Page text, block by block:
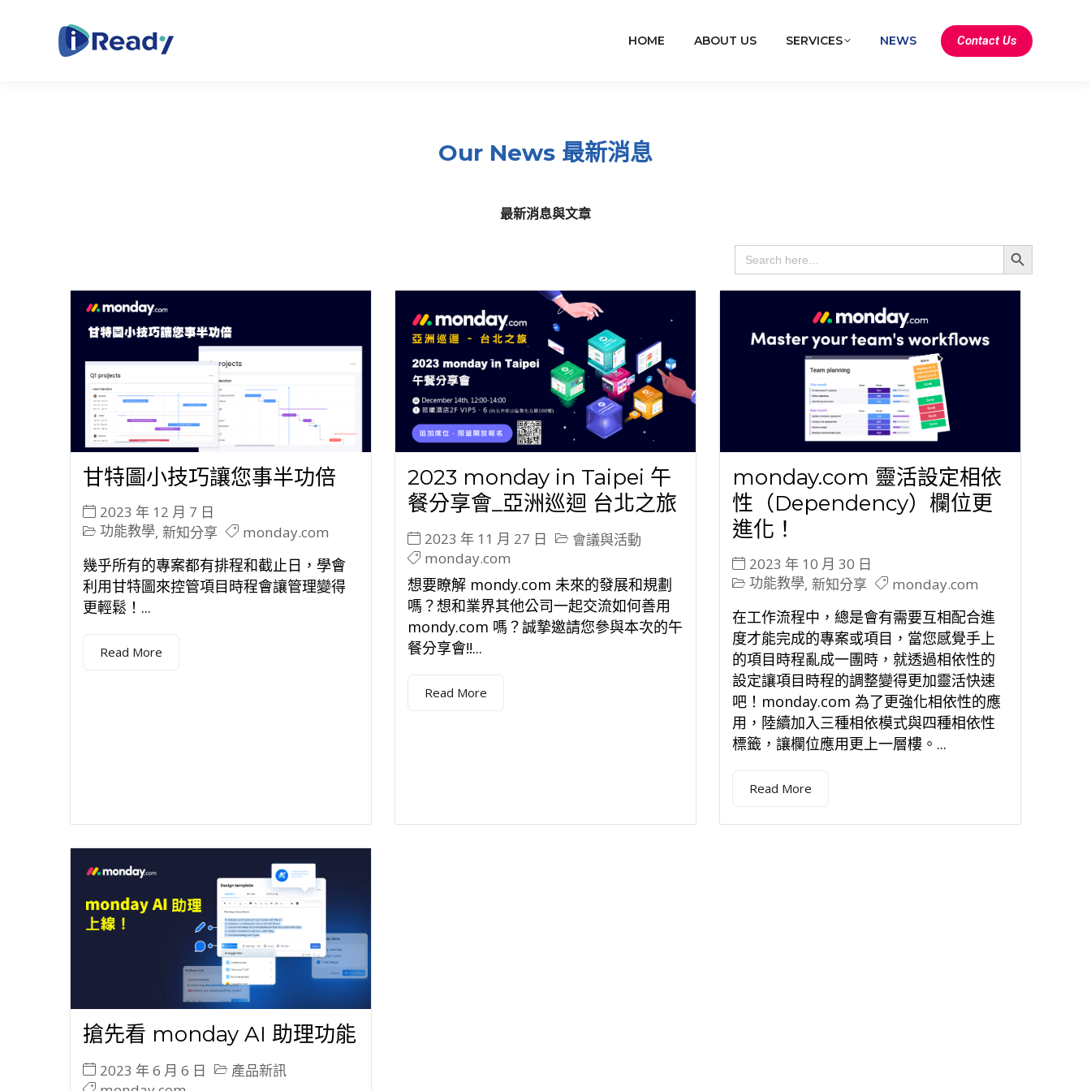
HOME ABOUT US SERVICES NEWS Contact Us
Our News 最新消息
最新消息與文章
Search
for:
Search Button
甘特圖小技巧讓您事半功倍
2023 年 12 月 7 日
功能教學, 新知分享 monday.com
幾乎所有的專案都有排程和截止日，學會
利用甘特圖來控管項目時程會讓管理變得
更輕鬆！...
Read More
2023 monday in Taipei 午
餐分享會_亞洲巡迴 台北之旅
2023 年 11 月 27 日
會議與活動
monday.com
想要瞭解 mondy.com 未來的發展和規劃
嗎？想和業界其他公司一起交流如何善用
mondy.com 嗎？誠摯邀請您參與本次的午
餐分享會!!...
Read More
monday.com 靈活設定相依
性（Dependency）欄位更
進化！
2023 年 10 月 30 日
功能教學, 新知分享 monday.com
在工作流程中，總是會有需要互相配合進
度才能完成的專案或項目，當您感覺手上
的項目時程亂成一團時，就透過相依性的
設定讓項目時程的調整變得更加靈活快速
吧！monday.com 為了更強化相依性的應
用，陸續加入三種相依模式與四種相依性
標籤，讓欄位應用更上一層樓。...
Read More
搶先看 monday AI 助理功能
2023 年 6 月 6 日
產品新訊